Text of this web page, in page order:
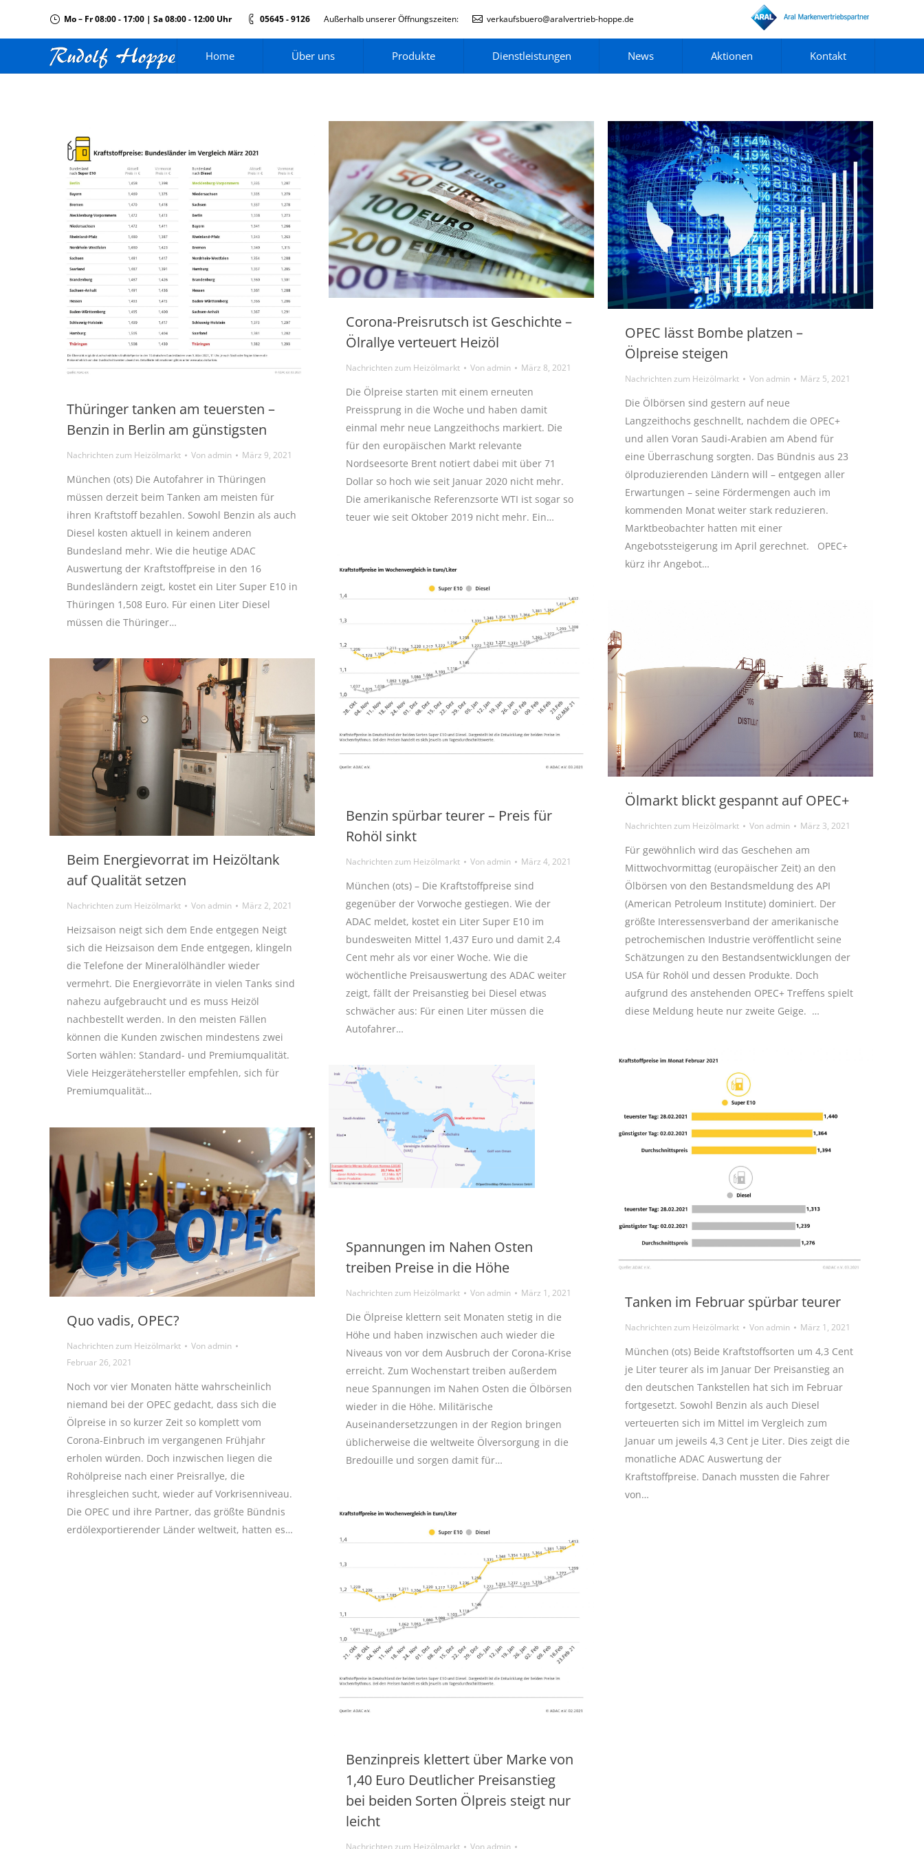
Mo – Fr 08:00 - 17:00 | Sa 08:00 - 12:00 Uhr 05645 - 9126 Außerhalb unserer Öffnungszeiten: verkaufsbuero@aralvertrieb-hoppe.de
Home Über uns Produkte Dienstleistungen News Aktionen Kontakt
Thüringer tanken am teuersten –
Benzin in Berlin am günstigsten
Nachrichten zum Heizölmarkt Vonadmin März 9, 2021
München (ots) Die Autofahrer in Thüringen
müssen derzeit beim Tanken am meisten für
ihren Kraftstoff bezahlen. Sowohl Benzin als auch
Diesel kosten aktuell in keinem anderen
Bundesland mehr. Wie die heutige ADAC
Auswertung der Kraftstoffpreise in den 16
Bundesländern zeigt, kostet ein Liter Super E10 in
Thüringen 1,508 Euro. Für einen Liter Diesel
müssen die Thüringer…
Corona-Preisrutsch ist Geschichte –
Ölrallye verteuert Heizöl
Nachrichten zum Heizölmarkt Vonadmin März 8, 2021
Die Ölpreise starten mit einem erneuten
Preissprung in die Woche und haben damit
einmal mehr neue Langzeithochs markiert. Die
für den europäischen Markt relevante
Nordseesorte Brent notiert dabei mit über 71
Dollar so hoch wie seit Januar 2020 nicht mehr.
Die amerikanische Referenzsorte WTI ist sogar so
teuer wie seit Oktober 2019 nicht mehr. Ein…
OPEC lässt Bombe platzen –
Ölpreise steigen
Nachrichten zum Heizölmarkt Vonadmin März 5, 2021
Die Ölbörsen sind gestern auf neue
Langzeithochs geschnellt, nachdem die OPEC+
und allen Voran Saudi-Arabien am Abend für
eine Überraschung sorgten. Das Bündnis aus 23
ölproduzierenden Ländern will – entgegen aller
Erwartungen – seine Fördermengen auch im
kommenden Monat weiter stark reduzieren.
Marktbeobachter hatten mit einer
Angebotssteigerung im April gerechnet. OPEC+
kürz ihr Angebot…
Benzin spürbar teurer – Preis für
Rohöl sinkt
Nachrichten zum Heizölmarkt Vonadmin März 4, 2021
München (ots) – Die Kraftstoffpreise sind
gegenüber der Vorwoche gestiegen. Wie der
ADAC meldet, kostet ein Liter Super E10 im
bundesweiten Mittel 1,437 Euro und damit 2,4
Cent mehr als vor einer Woche. Wie die
wöchentliche Preisauswertung des ADAC weiter
zeigt, fällt der Preisanstieg bei Diesel etwas
schwächer aus: Für einen Liter müssen die
Autofahrer…
Ölmarkt blickt gespannt auf OPEC+
Nachrichten zum Heizölmarkt Vonadmin März 3, 2021
Für gewöhnlich wird das Geschehen am
Mittwochvormittag (europäischer Zeit) an den
Ölbörsen von den Bestandsmeldung des API
(American Petroleum Institute) dominiert. Der
größte Interessensverband der amerikanische
petrochemischen Industrie veröffentlicht seine
Schätzungen zu den Bestandsentwicklungen der
USA für Rohöl und dessen Produkte. Doch
aufgrund des anstehenden OPEC+ Treffens spielt
diese Meldung heute nur zweite Geige. …
Beim Energievorrat im Heizöltank
auf Qualität setzen
Nachrichten zum Heizölmarkt Vonadmin März 2, 2021
Heizsaison neigt sich dem Ende entgegen Neigt
sich die Heizsaison dem Ende entgegen, klingeln
die Telefone der Mineralölhändler wieder
vermehrt. Die Energievorräte in vielen Tanks sind
nahezu aufgebraucht und es muss Heizöl
nachbestellt werden. In den meisten Fällen
können die Kunden zwischen mindestens zwei
Sorten wählen: Standard- und Premiumqualität.
Viele Heizgerätehersteller empfehlen, sich für
Premiumqualität…
Tanken im Februar spürbar teurer
Nachrichten zum Heizölmarkt Vonadmin März 1, 2021
München (ots) Beide Kraftstoffsorten um 4,3 Cent
je Liter teurer als im Januar Der Preisanstieg an
den deutschen Tankstellen hat sich im Februar
fortgesetzt. Sowohl Benzin als auch Diesel
verteuerten sich im Mittel im Vergleich zum
Januar um jeweils 4,3 Cent je Liter. Dies zeigt die
monatliche ADAC Auswertung der
Kraftstoffpreise. Danach mussten die Fahrer
von…
Spannungen im Nahen Osten
treiben Preise in die Höhe
Nachrichten zum Heizölmarkt Vonadmin März 1, 2021
Die Ölpreise klettern seit Monaten stetig in die
Höhe und haben inzwischen auch wieder die
Niveaus von vor dem Ausbruch der Corona-Krise
erreicht. Zum Wochenstart treiben außerdem
neue Spannungen im Nahen Osten die Ölbörsen
wieder in die Höhe. Militärische
Auseinandersetzzungen in der Region bringen
üblicherweise die weltweite Ölversorgung in die
Bredouille und sorgen damit für…
Quo vadis, OPEC?
Nachrichten zum Heizölmarkt Vonadmin
Februar 26, 2021
Noch vor vier Monaten hätte wahrscheinlich
niemand bei der OPEC gedacht, dass sich die
Ölpreise in so kurzer Zeit so komplett vom
Corona-Einbruch im vergangenen Frühjahr
erholen würden. Doch inzwischen liegen die
Rohölpreise nach einer Preisrallye, die
ihresgleichen sucht, wieder auf Vorkrisenniveau.
Die OPEC und ihre Partner, das größte Bündnis
erdölexportierender Länder weltweit, hatten es…
Benzinpreis klettert über Marke von
1,40 Euro Deutlicher Preisanstieg
bei beiden Sorten Ölpreis steigt nur
leicht
Nachrichten zum Heizölmarkt Vonadmin